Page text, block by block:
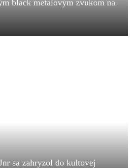
black metalovým zvukom na
sa zahryzol do kultovej